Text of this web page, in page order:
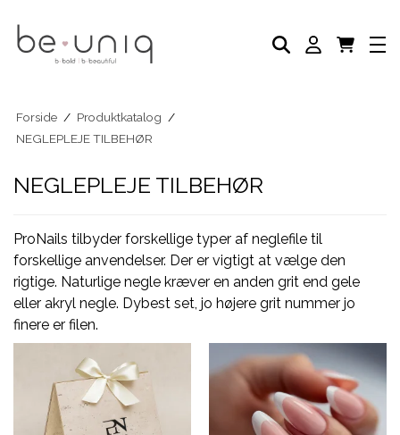
AKADEMI
SELVBRUNER
NEGLEPLEJE
NEGLEPLEJE TILBEHØR
Forside / Produktkatalog /
NEGLEPLEJE TILBEHØR
NEGLEPLEJE TILBEHØR
ProNails tilbyder forskellige typer af neglefile til
forskellige anvendelser. Der er vigtigt at vælge den
rigtige. Naturlige negle kræver en anden grit end gele
eller akryl negle. Dybest set, jo højere grit nummer jo
finere er filen.